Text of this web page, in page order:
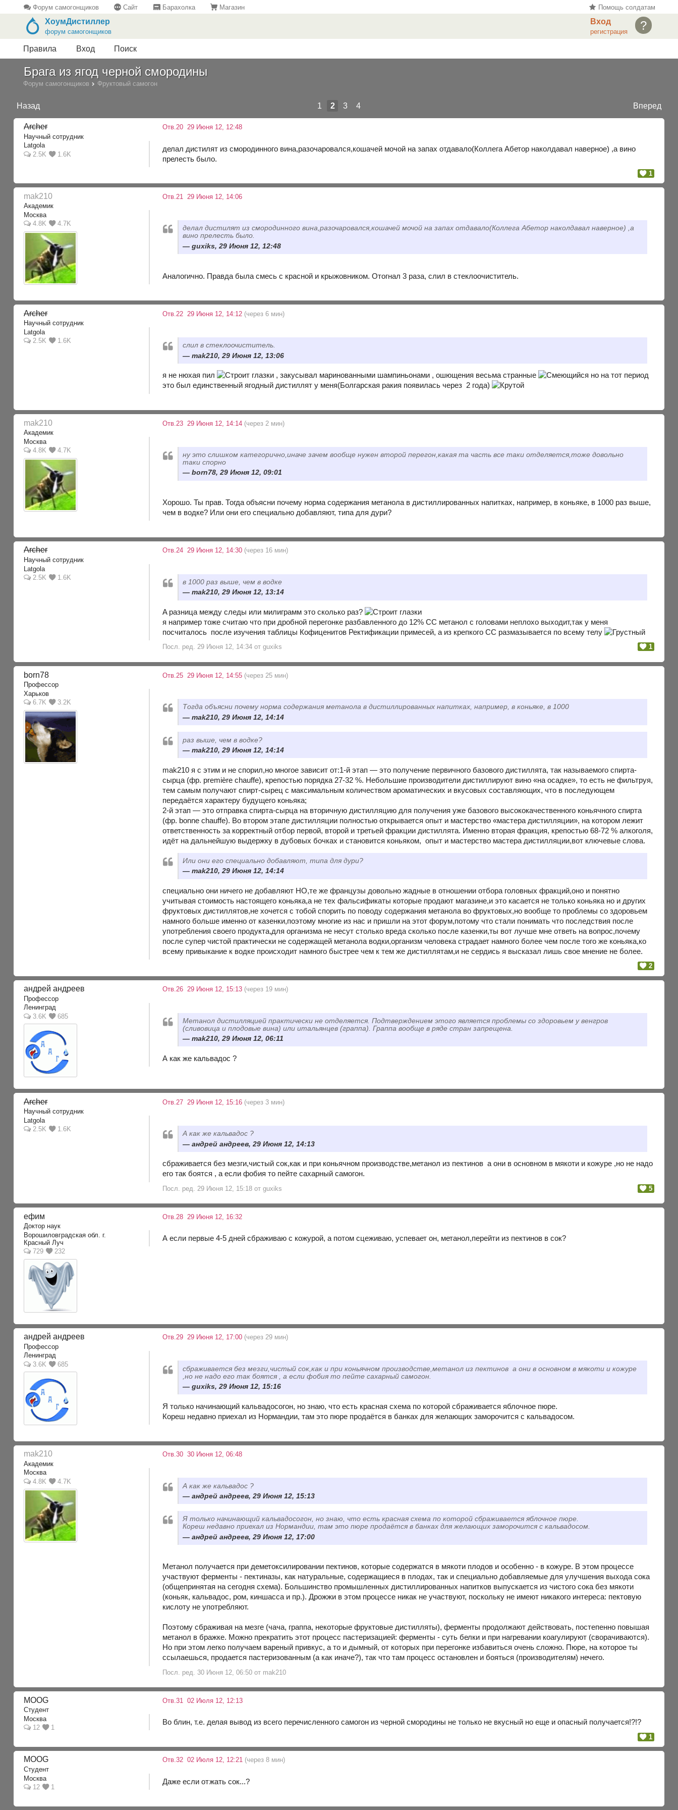
Форум самогонщиков Сайт Барахолка Магазин Помощь солдатам
?
Вход
регистрация
ХоумДистиллер
форум самогонщиков
Правила Вход Поиск
Брага из ягод черной смородины
Форум самогонщиков Фруктовый самогон
Назад Вперед
1 2 3 4
Archer
Научный сотрудник
Latgola
2.5K
1.6K
Отв.20 29 Июня 12, 12:48
делал дистилят из смородинного вина,разочаровался,кошачей мочой на запах отдавало(Коллега Абетор наколдавал наверное) ,а вино
прелесть было.
1
mak210
Академик
Москва
4.8K
4.7K
Отв.21 29 Июня 12, 14:06
делал дистилят из смородинного вина,разочаровался,кошачей мочой на запах отдавало(Коллега Абетор наколдавал наверное) ,а
вино прелесть было.
guxiks, 29 Июня 12, 12:48
Аналогично. Правда была смесь с красной и крыжовником. Отогнал 3 раза, слил в стеклоочиститель.
Archer
Научный сотрудник
Latgola
2.5K
1.6K
Отв.22 29 Июня 12, 14:12 (через 6 мин)
слил в стеклоочиститель.
mak210, 29 Июня 12, 13:06
я не нюхая пил , закусывал маринованными шампиньонами , ошющения весьма странные
но на тот период
это был единственный ягодный дистиллят у меня(Болгарская ракия появилась через 2 года)
mak210
Академик
Москва
4.8K
4.7K
Отв.23 29 Июня 12, 14:14 (через 2 мин)
ну это слишком категорично,иначе зачем вообще нужен второй перегон,какая та часть все таки отделяется,тоже довольно
таки спорно
born78, 29 Июня 12, 09:01
Хорошо. Ты прав. Тогда объясни почему норма содержания метанола в дистиллированных напитках, например, в коньяке, в 1000 раз выше,
чем в водке? Или они его специально добавляют, типа для дури?
Archer
Научный сотрудник
Latgola
2.5K
1.6K
Отв.24 29 Июня 12, 14:30 (через 16 мин)
в 1000 раз выше, чем в водке
mak210, 29 Июня 12, 13:14
A разница между следы или милиграмм это сколько раз?
я например тоже считаю что при дробной перегонке разбавленного до 12% СС метанол с головами неплохо выходит,так у меня
посчиталось после изучения таблицы Кофиценитов Ректификации примесей, а из крепкого СС размазывается по всему телу
Посл. ред. 29 Июня 12, 14:34 от guxiks 1
born78
Профессор
Харьков
6.7K
3.2K
Отв.25 29 Июня 12, 14:55 (через 25 мин)
Тогда объясни почему норма содержания метанола в дистиллированных напитках, например, в коньяке, в 1000
mak210, 29 Июня 12, 14:14
раз выше, чем в водке?
mak210, 29 Июня 12, 14:14
mak210 я с этим и не спорил,но многое зависит от:1-й этап — это получение первичного базового дистиллята, так называемого спирта-
сырца (фр. première chauffe), крепостью порядка 27-32 %. Небольшие производители дистиллируют вино «на осадке», то есть не фильтруя,
тем самым получают спирт-сырец с максимальным количеством ароматических и вкусовых составляющих, что в последующем
передаётся характеру будущего коньяка;
2-й этап — это отправка спирта-сырца на вторичную дистилляцию для получения уже базового высококачественного коньячного спирта
(фр. bonne chauffe). Во втором этапе дистилляции полностью открывается опыт и мастерство «мастера дистилляции», на котором лежит
ответственность за корректный отбор первой, второй и третьей фракции дистиллята. Именно вторая фракция, крепостью 68-72 % алкоголя,
идёт на дальнейшую выдержку в дубовых бочках и становится коньяком, опыт и мастерство мастера дистилляции,вот ключевые слова.
Или они его специально добавляют, типа для дури?
mak210, 29 Июня 12, 14:14
специально они ничего не добавляют НО,те же французы довольно жадные в отношении отбора головных фракций,оно и понятно
учитывая стоимость настоящего коньяка,а не тех фальсификаты которые продают магазине,и это касается не только коньяка но и других
фруктовых дистиллятов,не хочется с тобой спорить по поводу содержания метанола во фруктовых,но вообще то проблемы со здоровьем
намного больше именно от казенки,поэтому многие из нас и пришли на этот форум,потому что стали понимать что последствия после
употребления своего продукта,для организма не несут столько вреда сколько после казенки,ты вот лучше мне ответь на вопрос,почему
после супер чистой практически не содержащей метанола водки,организм человека страдает намного более чем после того же коньяка,ко
всему привыкание к водке происходит намного быстрее чем к тем же дистиллятам,и не сердись я высказал лишь свое мнение не более.
2
андрей андреев
Профессор
Ленинград
3.6K
685
Отв.26 29 Июня 12, 15:13 (через 19 мин)
Метанол дистилляцией практически не отделяется. Подтверждением этого является проблемы со здоровьем у венгров
(сливовица и плодовые вина) или итальянцев (граппа). Граппа вообще в ряде стран запрещена.
mak210, 29 Июня 12, 06:11
А как же кальвадос ?
Archer
Научный сотрудник
Latgola
2.5K
1.6K
Отв.27 29 Июня 12, 15:16 (через 3 мин)
А как же кальвадос ?
андрей андреев, 29 Июня 12, 14:13
сбраживается без мезги,чистый сок,как и при коньячном производстве,метанол из пектинов а они в основном в мякоти и кожуре ,но не надо
его так боятся , а если фобия то пейте сахарный самогон.
Посл. ред. 29 Июня 12, 15:18 от guxiks 5
ефим
Доктор наук
Ворошиловградская обл. г.
Красный Луч
729
232
Отв.28 29 Июня 12, 16:32
А если первые 4-5 дней сбраживаю с кожурой, а потом сцеживаю, успевает он, метанол,перейти из пектинов в сок?
андрей андреев
Профессор
Ленинград
3.6K
685
Отв.29 29 Июня 12, 17:00 (через 29 мин)
сбраживается без мезги,чистый сок,как и при коньячном производстве,метанол из пектинов а они в основном в мякоти и кожуре
,но не надо его так боятся , а если фобия то пейте сахарный самогон.
guxiks, 29 Июня 12, 15:16
Я только начинающий кальвадосогон, но знаю, что есть красная схема по которой сбраживается яблочное пюре.
Кореш недавно приехал из Нормандии, там это пюре продаётся в банках для желающих заморочится с кальвадосом.
mak210
Академик
Москва
4.8K
4.7K
Отв.30 30 Июня 12, 06:48
А как же кальвадос ?
андрей андреев, 29 Июня 12, 15:13
Я только начинающий кальвадосогон, но знаю, что есть красная схема по которой сбраживается яблочное пюре.
Кореш недавно приехал из Нормандии, там это пюре продаётся в банках для желающих заморочится с кальвадосом.
андрей андреев, 29 Июня 12, 17:00
Метанол получается при деметоксилировании пектинов, которые содержатся в мякоти плодов и особенно - в кожуре. В этом процессе
участвуют ферменты - пектиназы, как натуральные, содержащиеся в плодах, так и специально добавляемые для улучшения выхода сока
(общепринятая на сегодня схема). Большинство промышленных дистиллированных напитков выпускается из чистого сока без мякоти
(коньяк, кальвадос, ром, киншасса и пр.). Дрожжи в этом процессе никак не участвуют, поскольку не имеют никакого интереса: пектовую
кислоту не употребляют.
Поэтому сбраживая на мезге (чача, граппа, некоторые фруктовые дистилляты), ферменты продолжают действовать, постепенно повышая
метанол в бражке. Можно прекратить этот процесс пастеризацией: ферменты - суть белки и при нагревании коагулируют (сворачиваются).
Но при этом легко получаем вареный привкус, а то и дымный, от которых при перегонке избавиться очень сложно. Пюре, на которое ты
ссылаешься, продается пастеризованным (а как иначе?), так что там процесс остановлен и бояться (производителям) нечего.
Посл. ред. 30 Июня 12, 06:50 от mak210
MOOG
Студент
Москва
12
1
Отв.31 02 Июля 12, 12:13
Во блин, т.е. делая вывод из всего перечисленного самогон из черной смородины не только не вкусный но еще и опасный получается!?!?
1
MOOG
Студент
Москва
12
1
Отв.32 02 Июля 12, 12:21 (через 8 мин)
Даже если отжать сок...?